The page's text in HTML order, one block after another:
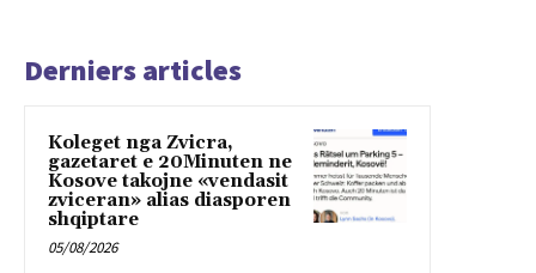
Derniers articles
Koleget nga Zvicra,
gazetaret e 20Minuten ne
Kosove takojne «vendasit
zviceran» alias diasporen
shqiptare
05/08/2026